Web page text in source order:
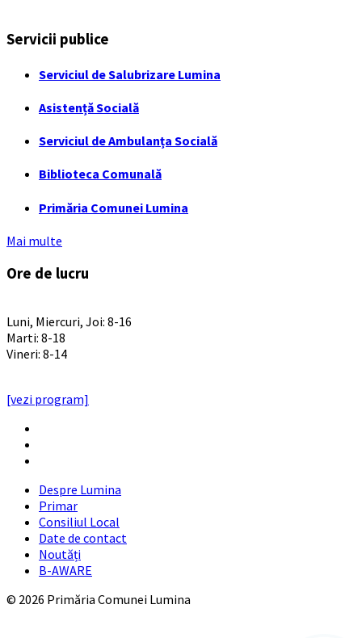
Servicii publice
Serviciul de Salubrizare Lumina
Asistență Socială
Serviciul de Ambulanța Socială
Biblioteca Comunală
Primăria Comunei Lumina
Mai multe
Ore de lucru
Luni, Miercuri, Joi: 8-16
Marti: 8-18
Vineri: 8-14
[vezi program]
Despre Lumina
Primar
Consiliul Local
Date de contact
Noutăți
B-AWARE
© 2026 Primăria Comunei Lumina